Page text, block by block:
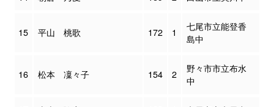
15 平山 桃歌 172 1
七尾市立能登香
島中
16 松本 凜々子 154 2
野々市市立布水
中